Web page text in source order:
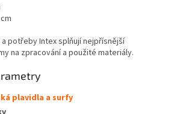
potřeby Intex splňují nejpřísnější
na zpracování a použité materiály.
plavidla a surfy